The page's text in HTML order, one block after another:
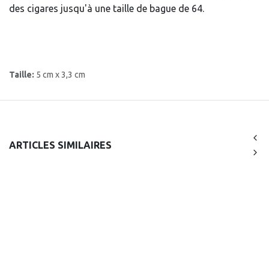
des cigares jusqu'à une taille de bague de 64.
Taille: 5 cm x 3,3 cm
ARTICLES SIMILAIRES